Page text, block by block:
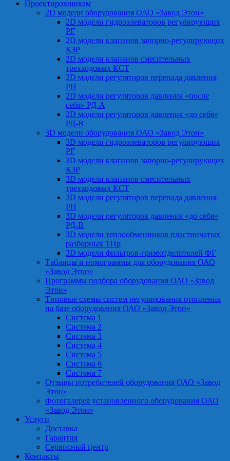
Проектировщикам
2D модели оборудования ОАО «Завод Этон»
2D модели гидроэлеваторов регулирующих
РГ
2D модели клапанов запорно-регулирующих
КЗР
2D модели клапанов смесительных
трехходовых КСТ
2D модели регуляторов перепада давления
РП
2D модели регуляторов давления «после
себя» РД-А
2D модели регуляторов давления «до себя»
РД-В
3D модели оборудования ОАО «Завод Этон»
3D модели гидроэлеваторов регулирующих
РГ
3D модели клапанов запорно-регулирующих
КЗР
3D модели клапанов смесительных
трехходовых КСТ
3D модели регуляторов перепада давления
РП
3D модели регуляторов давления «до себя»
РД-В
3D модели теплообменников пластинчатых
разборных ТПр
3D модели фильтров-грязеотделителей ФГ
Таблицы и номограммы для оборудования ОАО
«Завод Этон»
Программы подбора оборудования ОАО «Завод
Этон»
Типовые схемы систем регулирования отопления
на базе оборудования ОАО «Завод Этон»
Система 1
Система 2
Система 3
Система 4
Система 5
Система 6
Система 7
Отзывы потребителей оборудования ОАО «Завод
Этон»
Фотогалерея установленного оборудования ОАО
«Завод Этон»
Услуги
Доставка
Гарантия
Сервисный центр
Контакты